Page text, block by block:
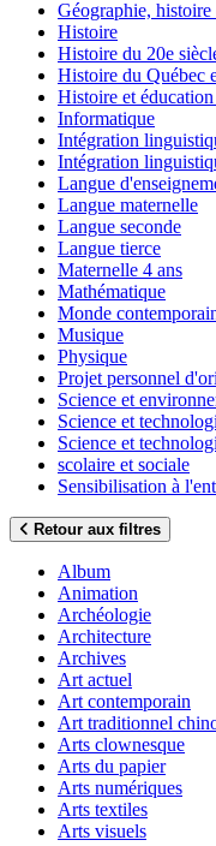
Géographie,
Histoire
Histoire du 20e
Histoire du Québec
Histoire et
Informatique
Intégration
Intégration
Langue
Langue maternelle
Langue seconde
Langue tierce
Maternelle 4 ans
Mathématique
Monde
Musique
Physique
Projet personnel
Science et
Science et
Science et
scolaire et sociale
Sensibilisation à
Retour aux filtres
Album
Animation
Archéologie
Architecture
Archives
Art actuel
Art contemporain
Art traditionnel
Arts clownesque
Arts du papier
Arts numériques
Arts textiles
Arts visuels